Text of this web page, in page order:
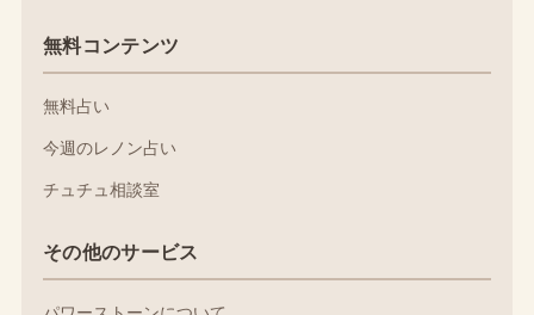
無料コンテンツ
無料占い
今週のレノン占い
チュチュ相談室
その他のサービス